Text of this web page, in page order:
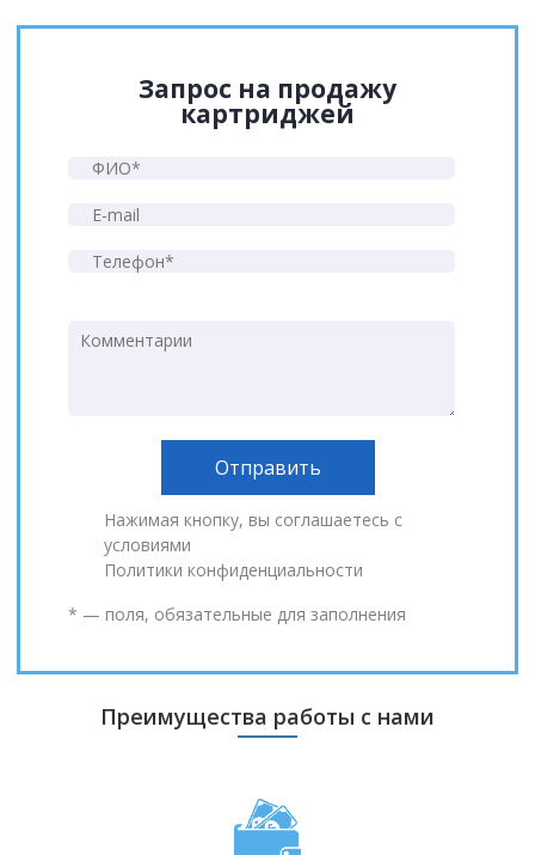
Запрос на продажу
картриджей
Нажимая кнопку, вы соглашаетесь с
условиями
Политики конфиденциальности
* — поля, обязательные для заполнения
Преимущества работы с нами